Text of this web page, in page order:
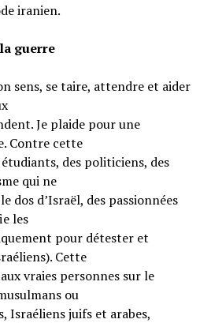
iranien.
guerre
sens, se taire, attendre et aider
Je plaide pour une
Contre cette
des politiciens, des
qui ne
dos d’Israël, des passionnées
les
pour détester et
Cette
vraies personnes sur le
ou
Israéliens juifs et arabes,